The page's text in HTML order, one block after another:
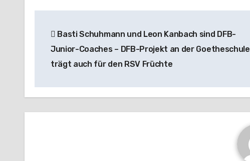
Basti Schuhmann und Leon Kanbach sind DFB-
Junior-Coaches – DFB-Projekt an der Goetheschule
trägt auch für den RSV Früchte